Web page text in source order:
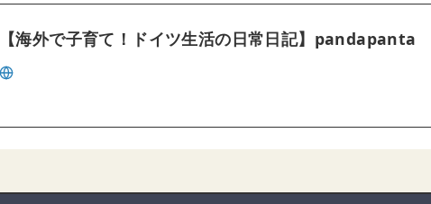
【海外で子育て！ドイツ生活の日常日記】pandapanta